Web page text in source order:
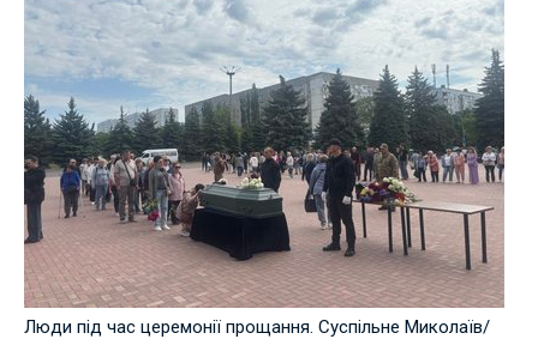
Люди під час церемонії прощання. Суспільне Миколаїв/